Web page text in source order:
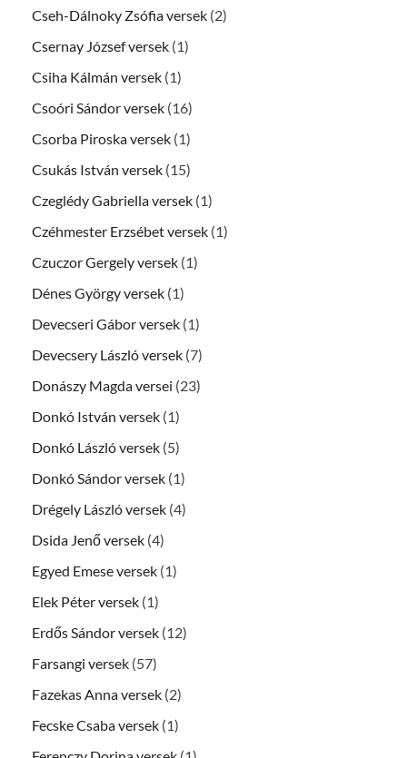
Cseh-Dálnoky Zsófia versek (2)
Csernay József versek (1)
Csiha Kálmán versek (1)
Csoóri Sándor versek (16)
Csorba Piroska versek (1)
Csukás István versek (15)
Czeglédy Gabriella versek (1)
Czéhmester Erzsébet versek (1)
Czuczor Gergely versek (1)
Dénes György versek (1)
Devecseri Gábor versek (1)
Devecsery László versek (7)
Donászy Magda versei (23)
Donkó István versek (1)
Donkó László versek (5)
Donkó Sándor versek (1)
Drégely László versek (4)
Dsida Jenő versek (4)
Egyed Emese versek (1)
Elek Péter versek (1)
Erdős Sándor versek (12)
Farsangi versek (57)
Fazekas Anna versek (2)
Fecske Csaba versek (1)